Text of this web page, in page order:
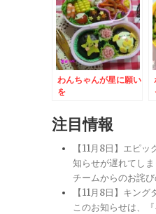
わんちゃんが星に願い
を
注目情報
【11月8日】エピ
知らせが遅れてし
チームからのお詫び
【11月8日】キン
このお知らせは、